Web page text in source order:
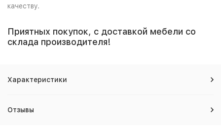
качеству.
Приятных покупок, с доставкой мебели со
склада производителя!
Характеристики
Отзывы